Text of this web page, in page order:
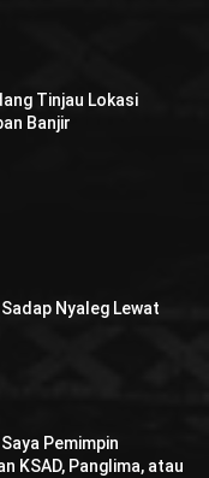
Tinjau Lokasi
Banjir
Nyaleg Lewat
Pemimpin
KSAD, Panglima, atau